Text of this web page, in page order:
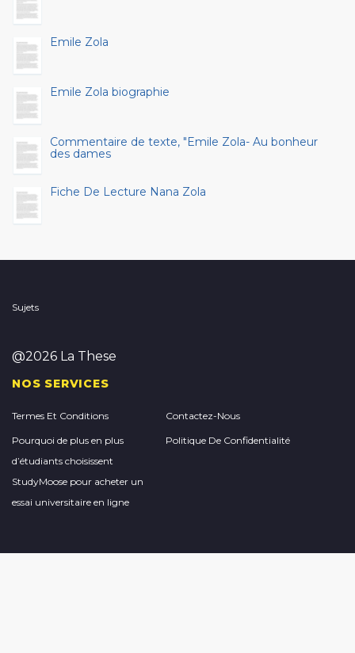
Emile Zola
Emile Zola biographie
Commentaire de texte, "Emile Zola- Au bonheur
des dames
Fiche De Lecture Nana Zola
Sujets
@2026 La These
NOS SERVICES
Termes Et Conditions Contactez-Nous
Pourquoi de plus en plus
d’étudiants choisissent
StudyMoose pour acheter un
essai universitaire en ligne
Politique De Confidentialité